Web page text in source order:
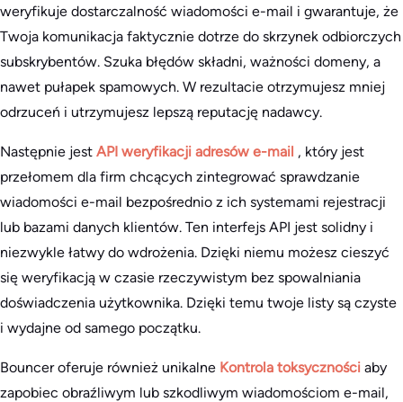
weryfikuje dostarczalność wiadomości e-mail i gwarantuje, że
Twoja komunikacja faktycznie dotrze do skrzynek odbiorczych
subskrybentów. Szuka błędów składni, ważności domeny, a
nawet pułapek spamowych. W rezultacie otrzymujesz mniej
odrzuceń i utrzymujesz lepszą reputację nadawcy.
Następnie jest API weryfikacji adresów e-mail , który jest
przełomem dla firm chcących zintegrować sprawdzanie
wiadomości e-mail bezpośrednio z ich systemami rejestracji
lub bazami danych klientów. Ten interfejs API jest solidny i
niezwykle łatwy do wdrożenia. Dzięki niemu możesz cieszyć
się weryfikacją w czasie rzeczywistym bez spowalniania
doświadczenia użytkownika. Dzięki temu twoje listy są czyste
i wydajne od samego początku.
Bouncer oferuje również unikalne Kontrola toksyczności aby
zapobiec obraźliwym lub szkodliwym wiadomościom e-mail,